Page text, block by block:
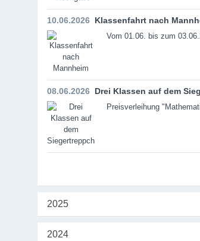
10.06.2026 Klassenfahrt nach
Vom 01.06. bis zum
08.06.2026 Drei Klassen auf dem
Preisverleihung
2025
2024